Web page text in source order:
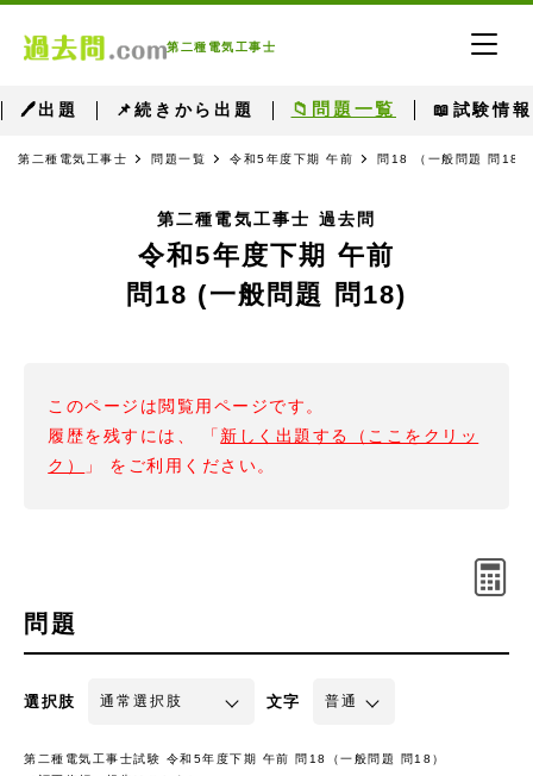
第二種電気工事士
🖊出題 📌続きから出題 📁問題一覧 📖試験情報
第二種電気工事士 問題一覧 令和5年度下期 午前 問18 （一般問題 問18）
第二種電気工事士 過去問
令和5年度下期 午前
問18 (一般問題 問18)
このページは閲覧用ページです。
履歴を残すには、 「 新しく出題する（ここをクリッ
ク）
」 をご利用ください。
問題
選択肢 文字
第二種電気工事士試験 令和5年度下期 午前 問18（一般問題 問18）